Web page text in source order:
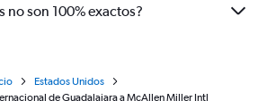
no son 100% exactos?
Estados Unidos
de Guadalajara a McAllen Miller Intl